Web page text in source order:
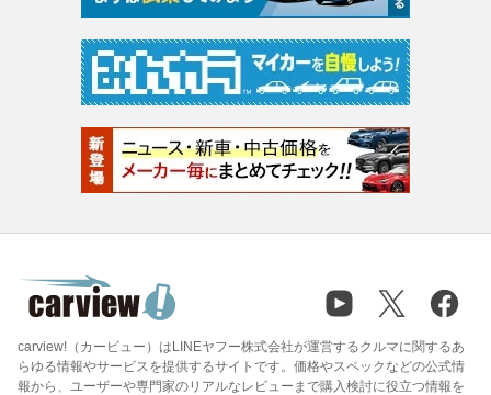
carview!（カービュー）はLINEヤフー株式会社が運営するクルマに関するあ
らゆる情報やサービスを提供するサイトです。価格やスペックなどの公式情
報から、ユーザーや専門家のリアルなレビューまで購入検討に役立つ情報を